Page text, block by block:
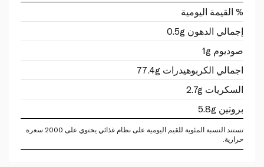
% القيمة اليومية
إجمالي الدهون 0.5g
صوديوم 1g
اجمالي الكربوهيدرات 77.4g
السكريات 2.7g
بروتين 5.8g
تستند النسبة المئوية للقيم اليومية على نظام غذائي يحتوي على 2000 سعرة
حرارية.